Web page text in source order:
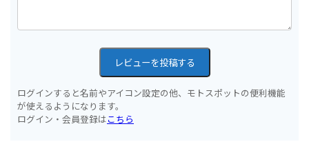
レビューを投稿する
ログインすると名前やアイコン設定の他、モトスポットの便利機能
が使えるようになります。
ログイン・会員登録はこちら